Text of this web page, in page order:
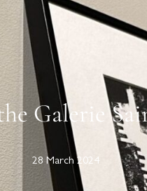
Galerie
28 March 2024